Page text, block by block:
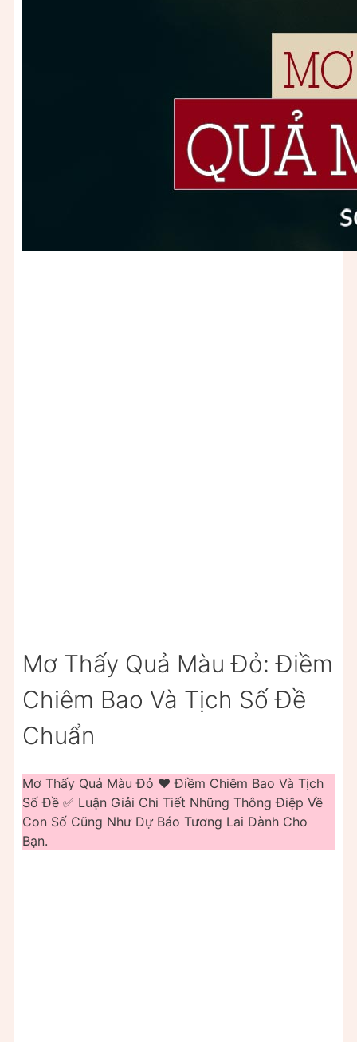
Mơ Thấy Quả Màu Đỏ: Điềm
Chiêm Bao Và Tịch Số Đề
Chuẩn
Mơ Thấy Quả Màu Đỏ ❤️️ Điềm Chiêm Bao Và Tịch
Số Đề ✅ Luận Giải Chi Tiết Những Thông Điệp Về
Con Số Cũng Như Dự Báo Tương Lai Dành Cho
Bạn.